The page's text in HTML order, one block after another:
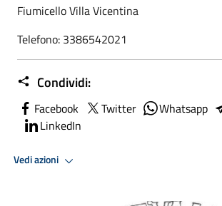
Fiumicello Villa Vicentina
Telefono: 3386542021
Condividi:
Facebook Twitter Whatsapp
LinkedIn
Vedi azioni